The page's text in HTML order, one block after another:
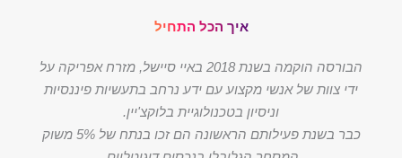
איך הכל התחיל
הבורסה הוקמה בשנת 2018 באיי סיישל, מזרח אפריקה על
ידי צוות של אנשי מקצוע עם ידע נרחב בתעשיות פיננסיות
וניסיון בטכנולוגיית בלוקצ'יין.
כבר בשנת פעילותם הראשונה הם זכו בנתח של 5% משוק